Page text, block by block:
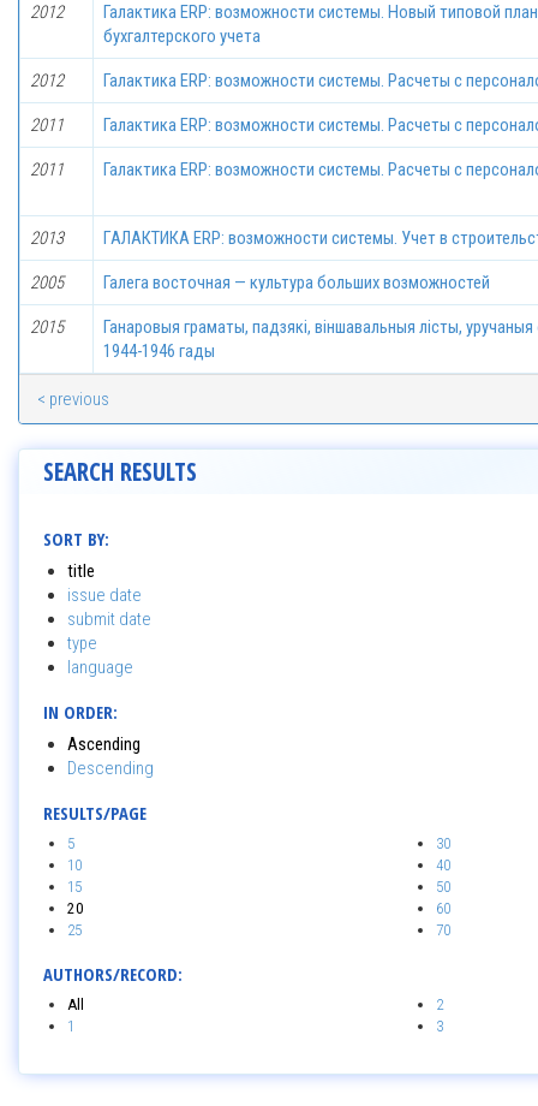
2012
Галактика ERP: возможности системы. Новый типовой
бухгалтерского учета
2012 Галактика ERP: возможности системы. Расчеты с
2011 Галактика ERP: возможности системы. Расчеты с
2011 Галактика ERP: возможности системы. Расчеты с
2013 ГАЛАКТИКА ERP: возможности системы. Учет в
2005 Галега восточная — культура больших возможностей
2015
Ганаровыя граматы, падзякi, вiншавальныя лiсты,
1944-1946 гады
< previous
SEARCH RESULTS
SORT BY:
title
issue date
submit date
type
language
IN ORDER:
Ascending
Descending
RESULTS/PAGE
5
10
15
20
25
30
40
50
60
70
AUTHORS/RECORD:
All
1
2
3